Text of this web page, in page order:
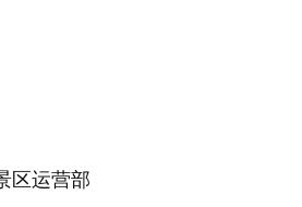
区运营部